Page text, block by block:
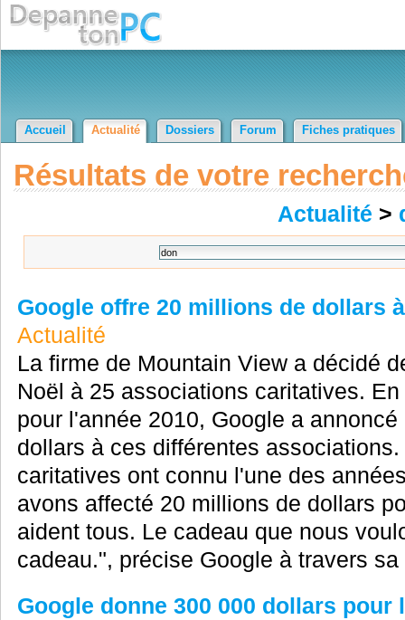
Accueil Actualité Dossiers Forum Fiches pratiques
Résultats de votre
Actualité >
Google offre 20 millions de dollars
Actualité
La firme de Mountain View a décidé
Noël à 25 associations caritatives.
pour l'année 2010, Google a
dollars à ces différentes
caritatives ont connu l'une des
avons affecté 20 millions de dollars
aident tous. Le cadeau que nous
cadeau.", précise Google à travers
Google donne 300 000 dollars pour